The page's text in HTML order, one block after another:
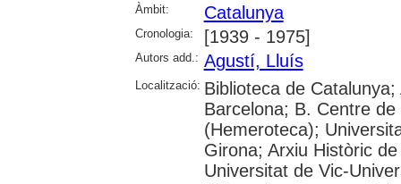
Àmbit: Catalunya
Cronologia: [1939 - 1975]
Autors add.: Agustí, Lluís
Localització: Biblioteca de
Barcelona; B. Centre
(Hemeroteca);
Girona; Arxiu Històric
Universitat de Vic-